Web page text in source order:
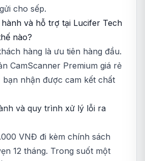
cho sếp.
và hỗ trợ tại Lucifer Tech
nào?
hàng là ưu tiên hàng đầu.
CamScanner Premium giá rẻ
bạn nhận được cam kết chất
và quy trình xử lý lỗi ra
VNĐ đi kèm chính sách
12 tháng. Trong suốt một